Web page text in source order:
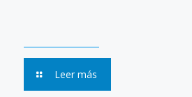
Leer más